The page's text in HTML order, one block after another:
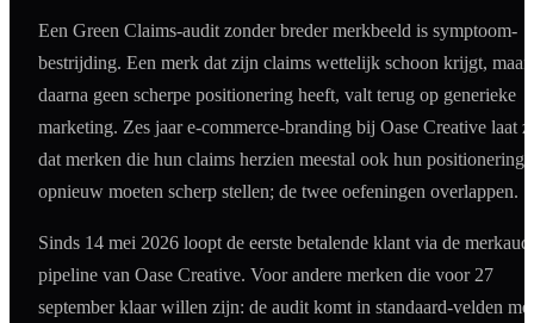
Een Green Claims-audit zonder breder merkbeeld is symptoom-
bestrijding. Een merk dat zijn claims wettelijk schoon krijgt, maar
daarna geen scherpe positionering heeft, valt terug op generieke
marketing. Zes jaar e-commerce-branding bij Oase Creative laat
dat merken die hun claims herzien meestal ook hun positionering
opnieuw moeten scherp stellen; de twee oefeningen overlappen.
Sinds 14 mei 2026 loopt de eerste betalende klant via de
pipeline van Oase Creative. Voor andere merken die voor 27
september klaar willen zijn: de audit komt in standaard-velden met